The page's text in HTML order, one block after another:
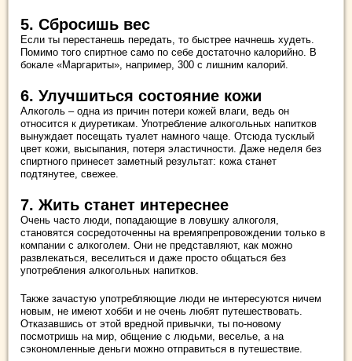
5. Сбросишь вес
Если ты перестанешь передать, то быстрее начнешь худеть.
Помимо того спиртное само по себе достаточно калорийно. В
бокале «Маргариты», например, 300 с лишним калорий.
6. Улучшиться состояние кожи
Алкоголь – одна из причин потери кожей влаги, ведь он
относится к диуретикам. Употребление алкогольных напитков
вынуждает посещать туалет намного чаще. Отсюда тусклый
цвет кожи, высыпания, потеря эластичности. Даже неделя без
спиртного принесет заметный результат: кожа станет
подтянутее, свежее.
7. Жить станет интереснее
Очень часто люди, попадающие в ловушку алкоголя,
становятся сосредоточенны на времяпрепровождении только в
компании с алкоголем. Они не представляют, как можно
развлекаться, веселиться и даже просто общаться без
употребления алкогольных напитков.
Также зачастую употребляющие люди не интересуются ничем
новым, не имеют хобби и не очень любят путешествовать.
Отказавшись от этой вредной привычки, ты по-новому
посмотришь на мир, общение с людьми, веселье, а на
сэкономленные деньги можно отправиться в путешествие.